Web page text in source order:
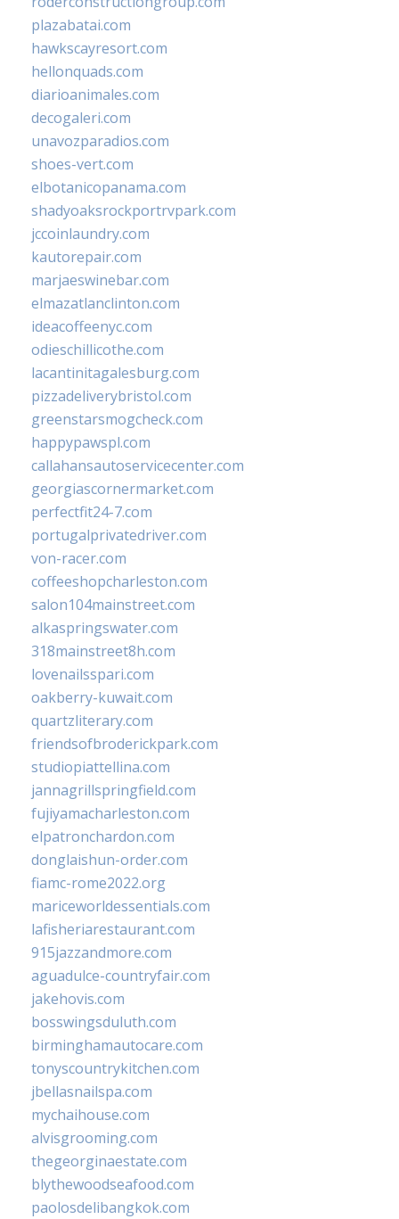
plazabatai.com
hawkscayresort.com
hellonquads.com
diarioanimales.com
decogaleri.com
unavozparadios.com
shoes-vert.com
elbotanicopanama.com
shadyoaksrockportrvpark.com
jccoinlaundry.com
kautorepair.com
marjaeswinebar.com
elmazatlanclinton.com
ideacoffeenyc.com
odieschillicothe.com
lacantinitagalesburg.com
pizzadeliverybristol.com
greenstarsmogcheck.com
happypawspl.com
callahansautoservicecenter.com
georgiascornermarket.com
perfectfit24-7.com
portugalprivatedriver.com
von-racer.com
coffeeshopcharleston.com
salon104mainstreet.com
alkaspringswater.com
318mainstreet8h.com
lovenailsspari.com
oakberry-kuwait.com
quartzliterary.com
friendsofbroderickpark.com
studiopiattellina.com
jannagrillspringfield.com
fujiyamacharleston.com
elpatronchardon.com
donglaishun-order.com
fiamc-rome2022.org
mariceworldessentials.com
lafisheriarestaurant.com
915jazzandmore.com
aguadulce-countryfair.com
jakehovis.com
bosswingsduluth.com
birminghamautocare.com
tonyscountrykitchen.com
jbellasnailspa.com
mychaihouse.com
alvisgrooming.com
thegeorginaestate.com
blythewoodseafood.com
paolosdelibangkok.com